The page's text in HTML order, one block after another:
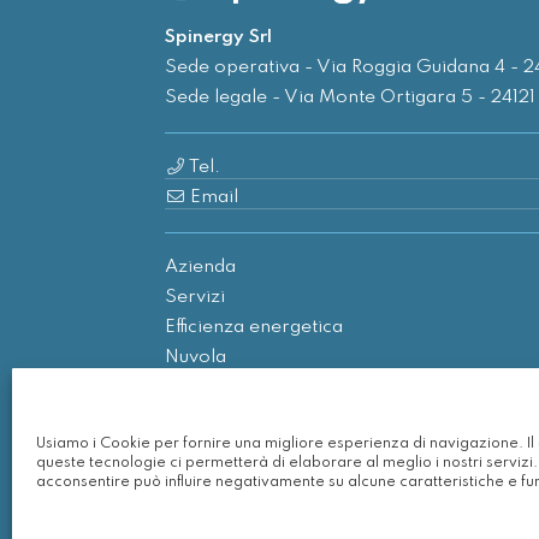
Usiamo i Cookie per fornire una migliore esperienza di navigazione. Il
queste tecnologie ci permetterà di elaborare al meglio i nostri servizi.
acconsentire può influire negativamente su alcune caratteristiche e
Spinergy Srl
Sede operativa - Via Roggia Guidana 4 -
Sede legale - Via Monte Ortigara 5 -
Tel.
Email
Azienda
Servizi
Efficienza energetica
Nuvola
2026 - Spinergy Srl - P. IVA 03718630167